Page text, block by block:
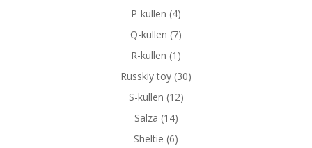
P-kullen (4)
Q-kullen (7)
R-kullen (1)
Russkiy toy (30)
S-kullen (12)
Salza (14)
Sheltie (6)